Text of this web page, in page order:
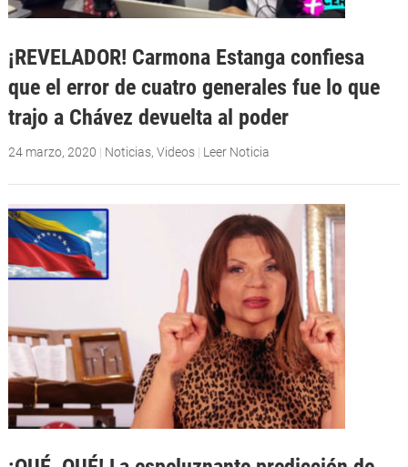
¡REVELADOR! Carmona Estanga confiesa
que el error de cuatro generales fue lo que
trajo a Chávez devuelta al poder
24 marzo, 2020 | Noticias, Videos | Leer Noticia